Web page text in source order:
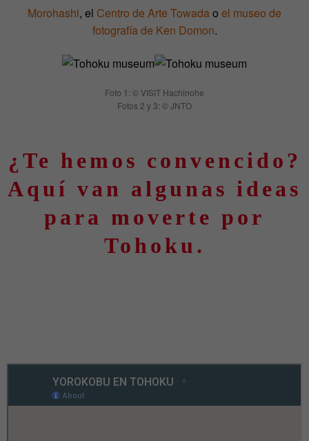
Morohashi, el Centro de Arte Towadao el museo de
fotografía de Ken Domon.
Foto 1: © VISIT Hachinohe
Fotos 2 y 3: © JNTO
¿Te hemos convencido?
Aquí van algunas ideas
para moverte por
Tohoku.
Itinerario 7 días-14 días